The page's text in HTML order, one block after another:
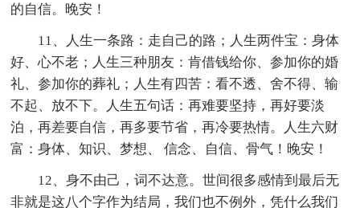
的自信。晚安！
11、人生一条路：走自己的路；人生两件宝：身体
好、心不老；人生三种朋友：肯借钱给你、参加你的婚
礼、参加你的葬礼；人生有四苦：看不透、舍不得、输
不起、放不下。人生五句话：再难要坚持，再好要淡
泊，再差要自信，再多要节省，再冷要热情。人生六财
富：身体、知识、梦想、 信念、自信、骨气！晚安！
12、身不由己，词不达意。世间很多感情到最后无
非就是这八个字作为结局，我们也不例外，凭什么我们